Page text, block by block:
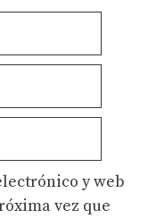
y web
vez que